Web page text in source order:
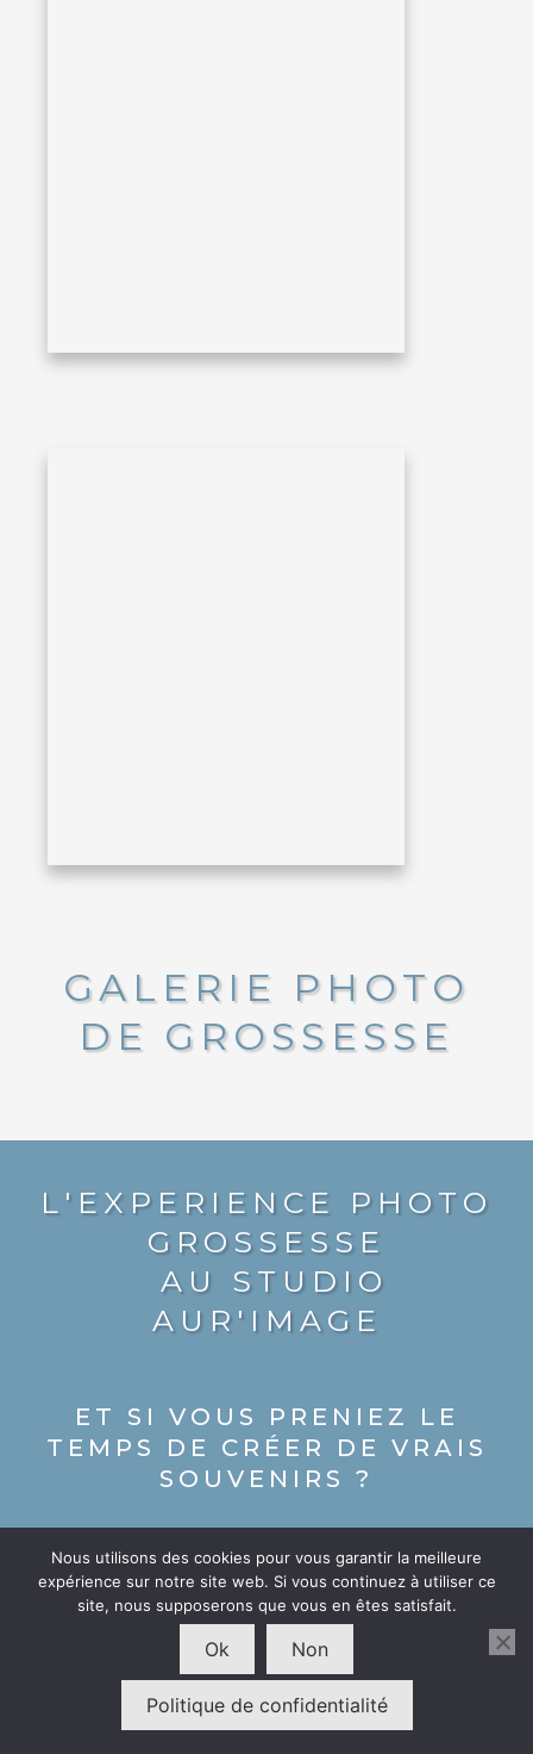
GALERIE PHOTO
DE GROSSESSE
L'EXPERIENCE PHOTO
GROSSESSE
AU STUDIO
AUR'IMAGE
ET
SI VOUS PRENIEZ LE
TEMPS DE CRÉER DE VRAIS
SOUVENIRS ?
Ceux qui traversent les années, qu'on regarde avec
émotion, qu'on transmet comme un trésor de
famille.
Mon approche repose sur cette idée : offrir bien
Nous utilisons des cookies pour vous garantir la meilleure
expérience sur notre site web. Si vous continuez à utiliser ce
site, nous supposerons que vous en êtes satisfait.
Ok Non
Politique de confidentialité